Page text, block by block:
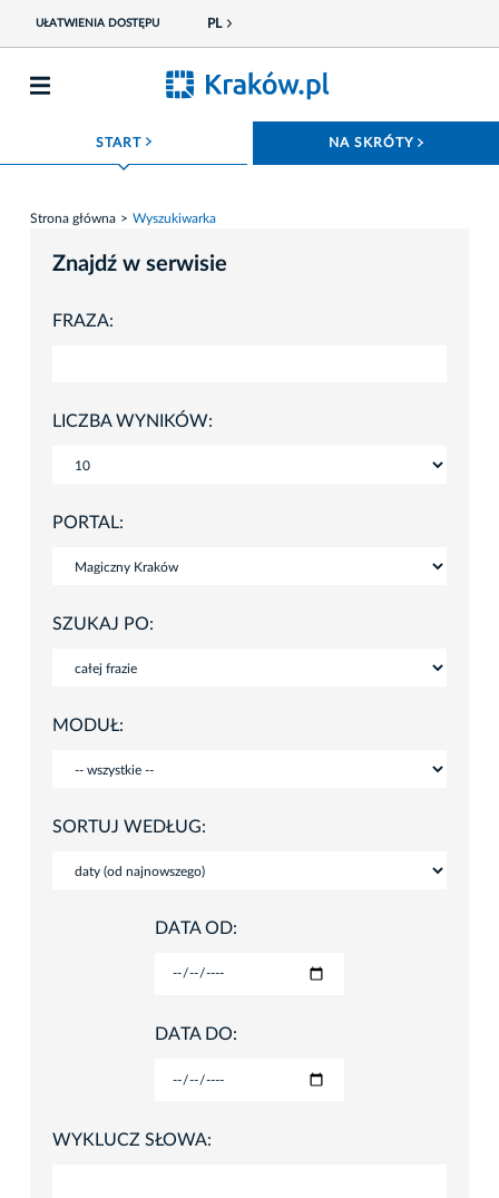
UŁATWIENIA DOSTĘPU PL
START ROZWIŃ MENU NA SKRÓTY
Strona główna Wyszukiwarka
Znajdź w serwisie
FRAZA:
LICZBA WYNIKÓW:
PORTAL:
SZUKAJ PO:
MODUŁ:
SORTUJ WEDŁUG:
DATA OD:
DATA DO:
WYKLUCZ SŁOWA: